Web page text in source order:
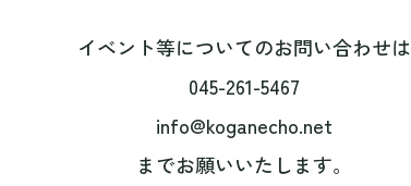
イベント等についてのお問い合わせは
045-261-5467
info@koganecho.net
までお願いいたします。